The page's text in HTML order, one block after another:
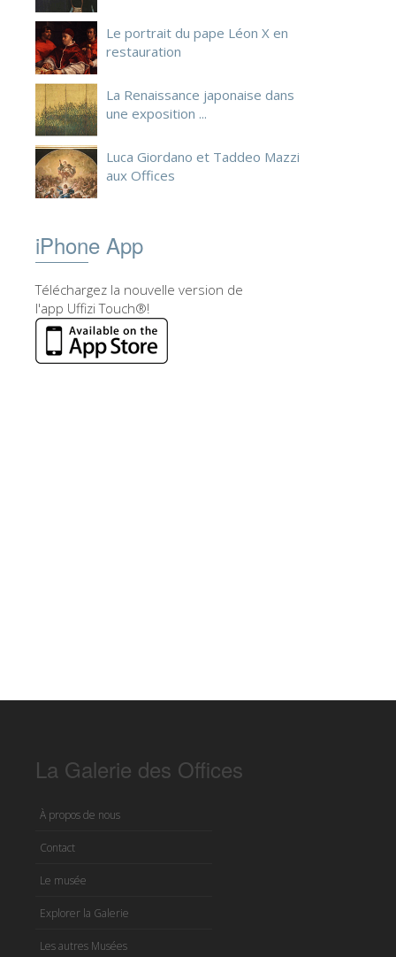
Le portrait du pape Léon X en
restauration
La Renaissance japonaise dans
une exposition ...
Luca Giordano et Taddeo Mazzi
aux Offices
iPhone App
Téléchargez la nouvelle version de
l'app Uffizi Touch®!
La Galerie des Offices
À propos de nous
Contact
Le musée
Explorer la Galerie
Les autres Musées